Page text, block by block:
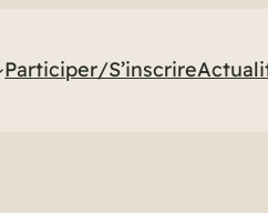
Participer/S’inscrire